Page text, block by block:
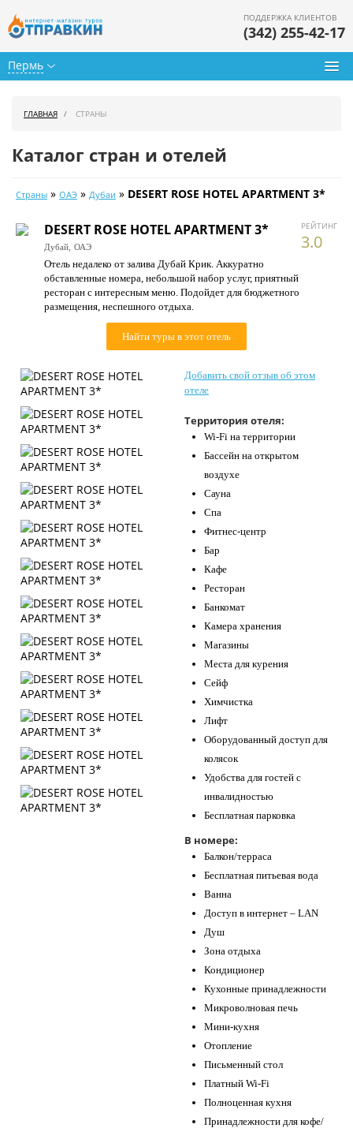
Пермь
ПОДДЕРЖКА КЛИЕНТОВ
(342) 255-42-17
Календарь туров
Цены дня
Страны
Как купить
Контакты
ГЛАВНАЯ СТРАНЫ
Каталог стран и отелей
Страны » ОАЭ » Дубаи » DESERT ROSE HOTEL APARTMENT 3*
РЕЙТИНГ
3.0
DESERT ROSE HOTEL APARTMENT 3*
Дубай, ОАЭ
Отель недалеко от залива Дубай Крик. Аккуратно
обставленные номера, небольшой набор услуг, приятный
ресторан с интересным меню. Подойдет для бюджетного
размещения, неспешного отдыха.
Найти туры в этот отель
Добавить свой отзыв об этом
отеле
Территория отеля:
Wi-Fi на территории
Бассейн на открытом
воздухе
Сауна
Спа
Фитнес-центр
Бар
Кафе
Ресторан
Банкомат
Камера хранения
Магазины
Места для курения
Сейф
Химчистка
Лифт
Оборудованный доступ для
колясок
Удобства для гостей с
инвалидностью
Бесплатная парковка
В номере:
Балкон/терраса
Бесплатная питьевая вода
Ванна
Доступ в интернет – LAN
Душ
Зона отдыха
Кондиционер
Кухонные принадлежности
Микроволновая печь
Мини-кухня
Отопление
Письменный стол
Платный Wi-Fi
Полноценная кухня
Принадлежности для кофе/